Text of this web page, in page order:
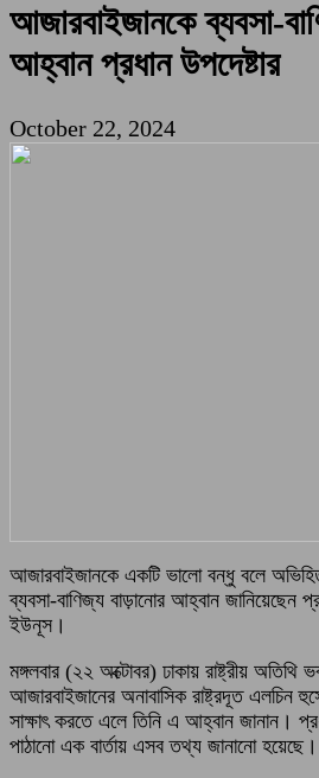
আজারবাইজানকে ব্যবসা-
আহ্বান প্রধান উপদেষ্টার
October 22, 2024
আজারবাইজানকে একটি ভালো বন্ধু বলে
ব্যবসা-বাণিজ্য বাড়ানোর আহ্বান জানিয়েছেন
ইউনূস।
মঙ্গলবার (২২ অক্টোবর) ঢাকায় রাষ্ট্রীয় অতিথি
আজারবাইজানের অনাবাসিক রাষ্ট্রদূত এলচিন
সাক্ষাৎ করতে এলে তিনি এ আহ্বান জানান।
পাঠানো এক বার্তায় এসব তথ্য জানানো হয়েছে।